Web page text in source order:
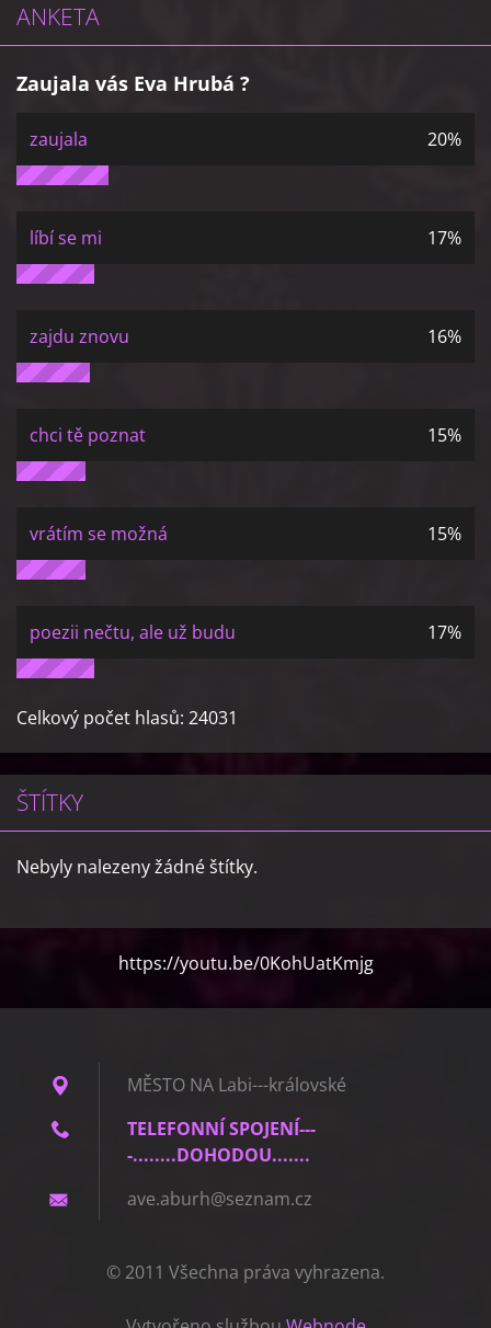
ANKETA
Zaujala vás Eva Hrubá ?
zaujala 20%
líbí se mi 17%
zajdu znovu 16%
chci tě poznat 15%
vrátím se možná 15%
poezii nečtu, ale už budu 17%
Celkový počet hlasů: 24031
ŠTÍTKY
Nebyly nalezeny žádné štítky.
https://youtu.be/0KohUatKmjg
MĚSTO NA Labi---královské
TELEFONNÍ SPOJENÍ---
-........DOHODOU.......
ave.aburh@seznam.cz
© 2011 Všechna práva vyhrazena.